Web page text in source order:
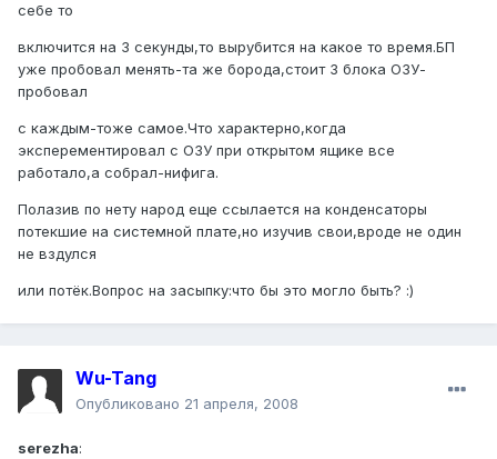
себе то
включится на 3 секунды,то вырубится на какое то время.БП
уже пробовал менять-та же борода,стоит 3 блока ОЗУ-
пробовал
с каждым-тоже самое.Что характерно,когда
эксперементировал с ОЗУ при открытом ящике все
работало,а собрал-нифига.
Полазив по нету народ еще ссылается на конденсаторы
потекшие на системной плате,но изучив свои,вроде не один
не вздулся
или потёк.Вопрос на засыпку:что бы это могло быть? :)
Wu-Tang
Опубликовано 21 апреля, 2008
serezha: